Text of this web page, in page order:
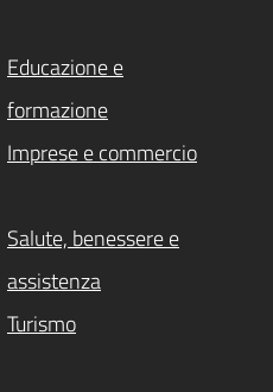
Educazione e
formazione
Imprese e commercio
Salute, benessere e
assistenza
Turismo